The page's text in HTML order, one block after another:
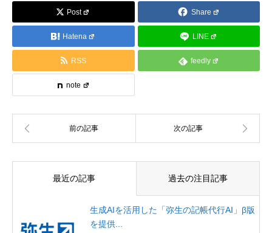
Post Share
Hatena LINE
RSS feedly
note
最近の記事 過去の注目記事
生成AIを活用した「弥生の記帳代行AI」β版
を提供...